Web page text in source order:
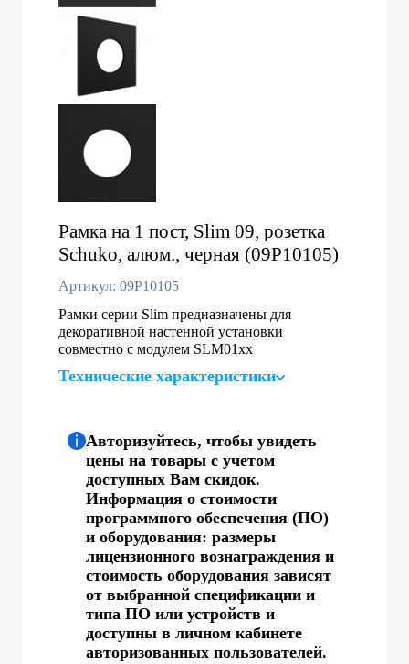
Рамка на 1 пост, Slim 09, розетка
Schuko, алюм., черная (09P10105)
Артикул: 09P10105
Рамки серии Slim предназначены для
декоративной настенной установки
совместно с модулем SLM01хх
Технические характеристики
Авторизуйтесь, чтобы увидеть
цены на товары с учетом
доступных Вам скидок.
Информация о стоимости
программного обеспечения (ПО)
и оборудования: размеры
лицензионного вознаграждения и
стоимость оборудования зависят
от выбранной спецификации и
типа ПО или устройств и
доступны в личном кабинете
авторизованных пользователей.